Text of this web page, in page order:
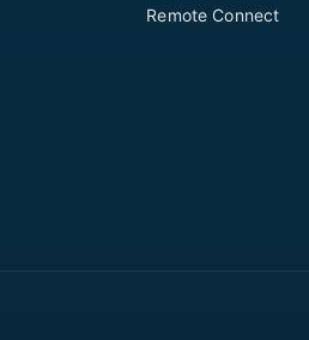
Remote Connect